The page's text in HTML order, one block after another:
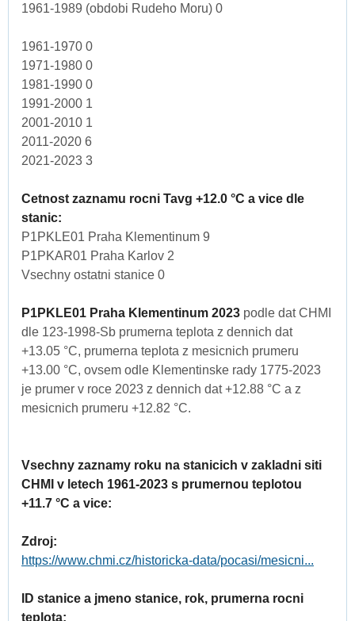
1961-1989 (obdobi Rudeho Moru) 0
1961-1970 0
1971-1980 0
1981-1990 0
1991-2000 1
2001-2010 1
2011-2020 6
2021-2023 3
Cetnost zaznamu rocni Tavg +12.0 °C a vice dle
stanic:
P1PKLE01 Praha Klementinum 9
P1PKAR01 Praha Karlov 2
Vsechny ostatni stanice 0
P1PKLE01 Praha Klementinum 2023 podle dat CHMI
dle 123-1998-Sb prumerna teplota z dennich dat
+13.05 °C, prumerna teplota z mesicnich prumeru
+13.00 °C, ovsem odle Klementinske rady 1775-2023
je prumer v roce 2023 z dennich dat +12.88 °C a z
mesicnich prumeru +12.82 °C.
Vsechny zaznamy roku na stanicich v zakladni siti
CHMI v letech 1961-2023 s prumernou teplotou
+11.7 °C a vice:
Zdroj:
https://www.chmi.cz/historicka-data/pocasi/mesicni...
ID stanice a jmeno stanice, rok, prumerna rocni
teplota: